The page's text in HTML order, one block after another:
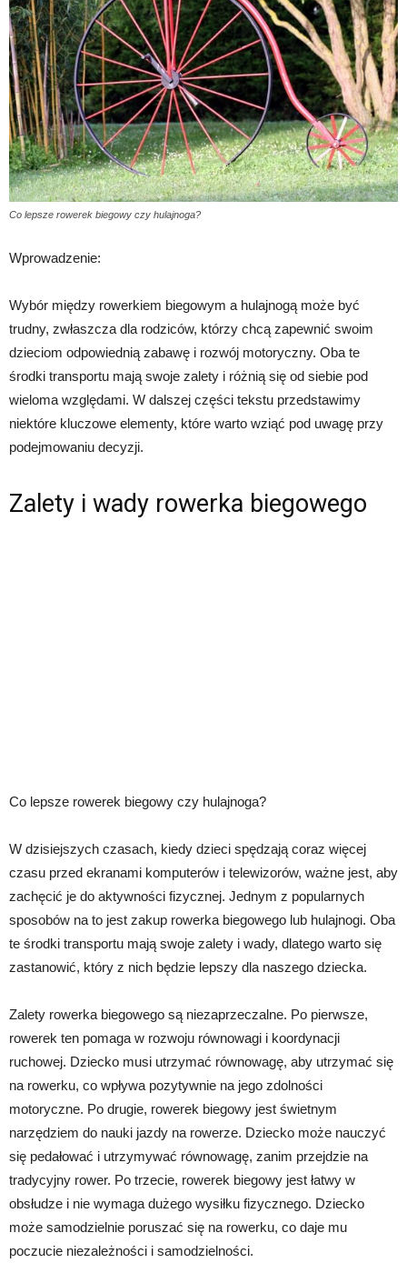
Co lepsze rowerek biegowy czy hulajnoga?
Wprowadzenie:
Wybór między rowerkiem biegowym a hulajnogą może być
trudny, zwłaszcza dla rodziców, którzy chcą zapewnić swoim
dzieciom odpowiednią zabawę i rozwój motoryczny. Oba te
środki transportu mają swoje zalety i różnią się od siebie pod
wieloma względami. W dalszej części tekstu przedstawimy
niektóre kluczowe elementy, które warto wziąć pod uwagę przy
podejmowaniu decyzji.
Zalety i wady rowerka biegowego
Co lepsze rowerek biegowy czy hulajnoga?
W dzisiejszych czasach, kiedy dzieci spędzają coraz więcej
czasu przed ekranami komputerów i telewizorów, ważne jest, aby
zachęcić je do aktywności fizycznej. Jednym z popularnych
sposobów na to jest zakup rowerka biegowego lub hulajnogi. Oba
te środki transportu mają swoje zalety i wady, dlatego warto się
zastanowić, który z nich będzie lepszy dla naszego dziecka.
Zalety rowerka biegowego są niezaprzeczalne. Po pierwsze,
rowerek ten pomaga w rozwoju równowagi i koordynacji
ruchowej. Dziecko musi utrzymać równowagę, aby utrzymać się
na rowerku, co wpływa pozytywnie na jego zdolności
motoryczne. Po drugie, rowerek biegowy jest świetnym
narzędziem do nauki jazdy na rowerze. Dziecko może nauczyć
się pedałować i utrzymywać równowagę, zanim przejdzie na
tradycyjny rower. Po trzecie, rowerek biegowy jest łatwy w
obsłudze i nie wymaga dużego wysiłku fizycznego. Dziecko
może samodzielnie poruszać się na rowerku, co daje mu
poczucie niezależności i samodzielności.